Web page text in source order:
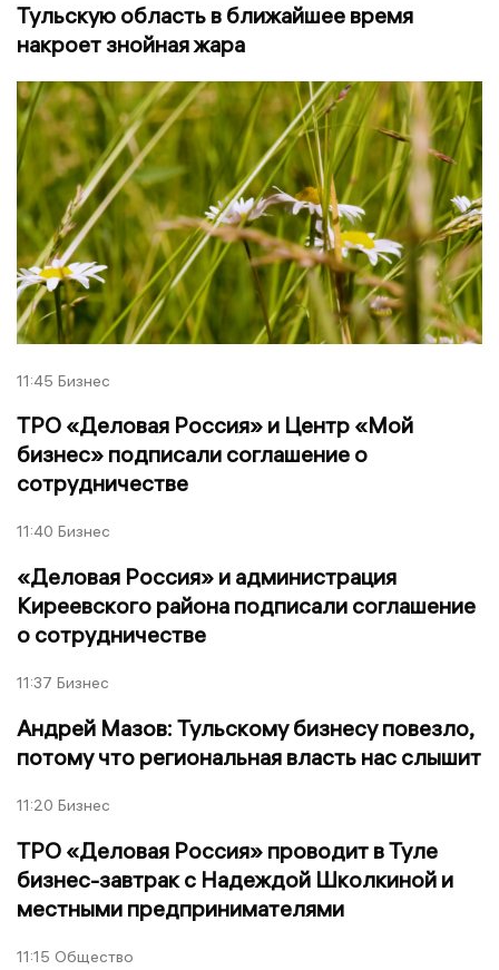
Тульскую область в ближайшее время
накроет знойная жара
11:45 Бизнес
ТРО «Деловая Россия» и Центр «Мой
бизнес» подписали соглашение о
сотрудничестве
11:40 Бизнес
«Деловая Россия» и администрация
Киреевского района подписали соглашение
о сотрудничестве
11:37 Бизнес
Андрей Мазов: Тульскому бизнесу повезло,
потому что региональная власть нас слышит
11:20 Бизнес
ТРО «Деловая Россия» проводит в Туле
бизнес-завтрак с Надеждой Школкиной и
местными предпринимателями
11:15 Общество